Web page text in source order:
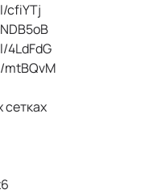
cfiYTj
4LdFdG
mtBQvM